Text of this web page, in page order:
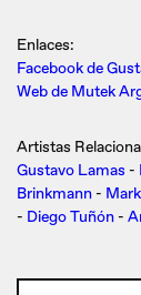
Enlaces:
Facebook de
Web de Mutek
Artistas
Gustavo Lamas -
Brinkmann -
- Diego Tuñón -